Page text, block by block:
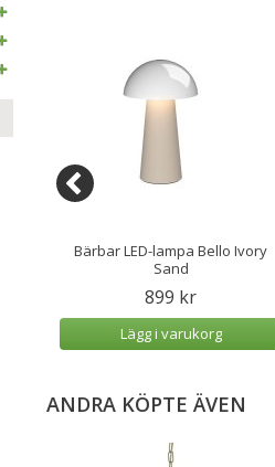
Bärbar LED-lampa Bello Ivory
Sand
899 kr
Lägg i varukorg
ANDRA KÖPTE ÄVEN